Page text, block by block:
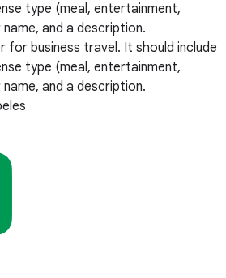
type (meal, entertainment,
and a description.
business travel. It should include
type (meal, entertainment,
and a description.